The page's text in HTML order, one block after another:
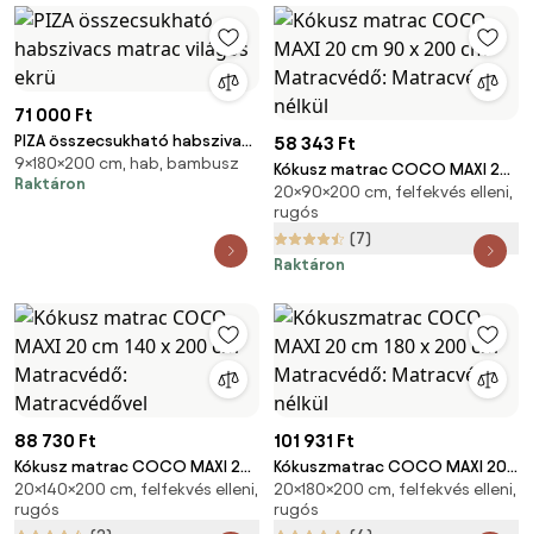
71 000 Ft
PIZA összecsukható habszivacs
matrac világos ekrü
9×180×200 cm, hab, bambusz
Raktáron
58 343 Ft
Kókusz matrac COCO MAXI 20
cm 90 x 200 cm Matracvédő:
Matracvédő nélkül
20×90×200 cm, felfekvés elleni,
rugós
(7)
Raktáron
88 730 Ft
Kókusz matrac COCO MAXI 20
cm 140 x 200 cm Matracvédő:
Matracvédővel
20×140×200 cm, felfekvés elleni,
rugós
101 931 Ft
Kókuszmatrac COCO MAXI 20
cm 180 x 200 cm Matracvédő:
Matracvédő nélkül
20×180×200 cm, felfekvés elleni,
rugós